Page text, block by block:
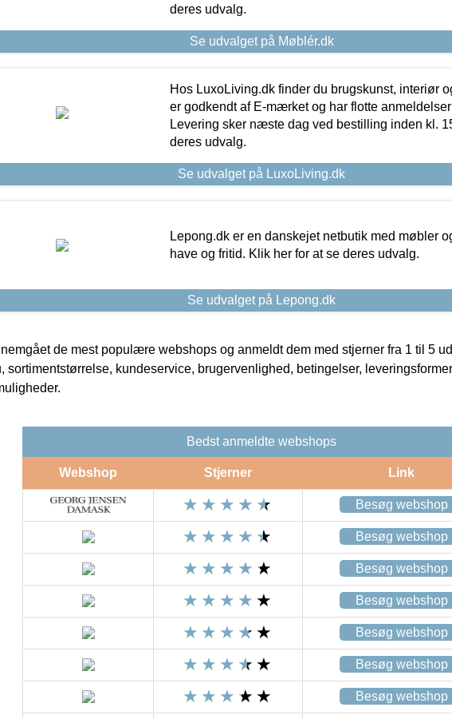
deres udvalg.
Se udvalget på Møblér.dk
Hos LuxoLiving.dk finder du brugskunst, interiør
er godkendt af E-mærket og har flotte
Levering sker næste dag ved bestilling inden kl.
deres udvalg.
Se udvalget på LuxoLiving.dk
Lepong.dk er en danskejet netbutik med møbler
have og fritid. Klik her for at se deres udvalg.
Se udvalget på Lepong.dk
de mest populære webshops og anmeldt dem med stjerner fra 1 til 5
sortimentstørrelse, kundeservice, brugervenlighed, betingelser,
Bedst anmeldte webshops
Webshop Stjerner Link
Besøg webshop
Besøg webshop
Besøg webshop
Besøg webshop
Besøg webshop
Besøg webshop
Besøg webshop